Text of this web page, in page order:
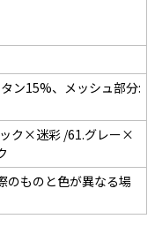
ン15%、メッシュ部分:
ク×迷彩 /61.グレー×
のものと色が異なる場